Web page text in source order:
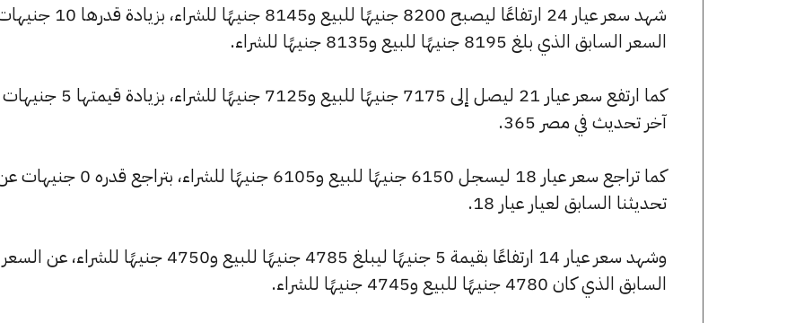
شهد سعر عيار 24 ارتفاعًا ليصبح 8200 جنيهًا للبيع و8145
السعر السابق الذي بلغ 8195 جنيهًا للبيع و8135 جنيهًا للشراء.
كما ارتفع سعر عيار 21 ليصل إلى 7175 جنيهًا للبيع و7125 جنيهًا
آخر تحديث في مصر 365.
كما تراجع سعر عيار 18 ليسجل 6150 جنيهًا للبيع و6105 جنيهًا للشراء، بتراجع قدره 0
تحديثنا السابق لعيار عيار 18.
وشهد سعر عيار 14 ارتفاعًا بقيمة 5 جنيهًا ليبلغ 4785 جنيهًا للبيع و4750 جنيهًا للشراء، عن السعر
السابق الذي كان 4780 جنيهًا للبيع و4745 جنيهًا للشراء.